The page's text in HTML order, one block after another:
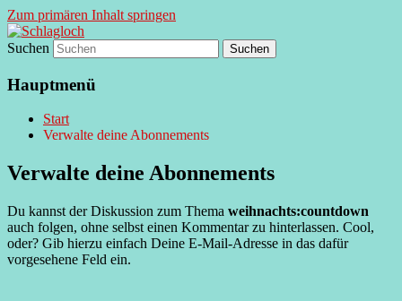
Zum primären Inhalt springen
Schlagloch
supersberger taggedanken
Suchen
Hauptmenü
Start
Verwalte deine Abonnements
Verwalte deine Abonnements
Du kannst der Diskussion zum Thema weihnachts:countdown
auch folgen, ohne selbst einen Kommentar zu hinterlassen. Cool,
oder? Gib hierzu einfach Deine E-Mail-Adresse in das dafür
vorgesehene Feld ein.